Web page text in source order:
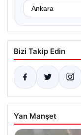
Bizi Takip Edin
Yan Manşet